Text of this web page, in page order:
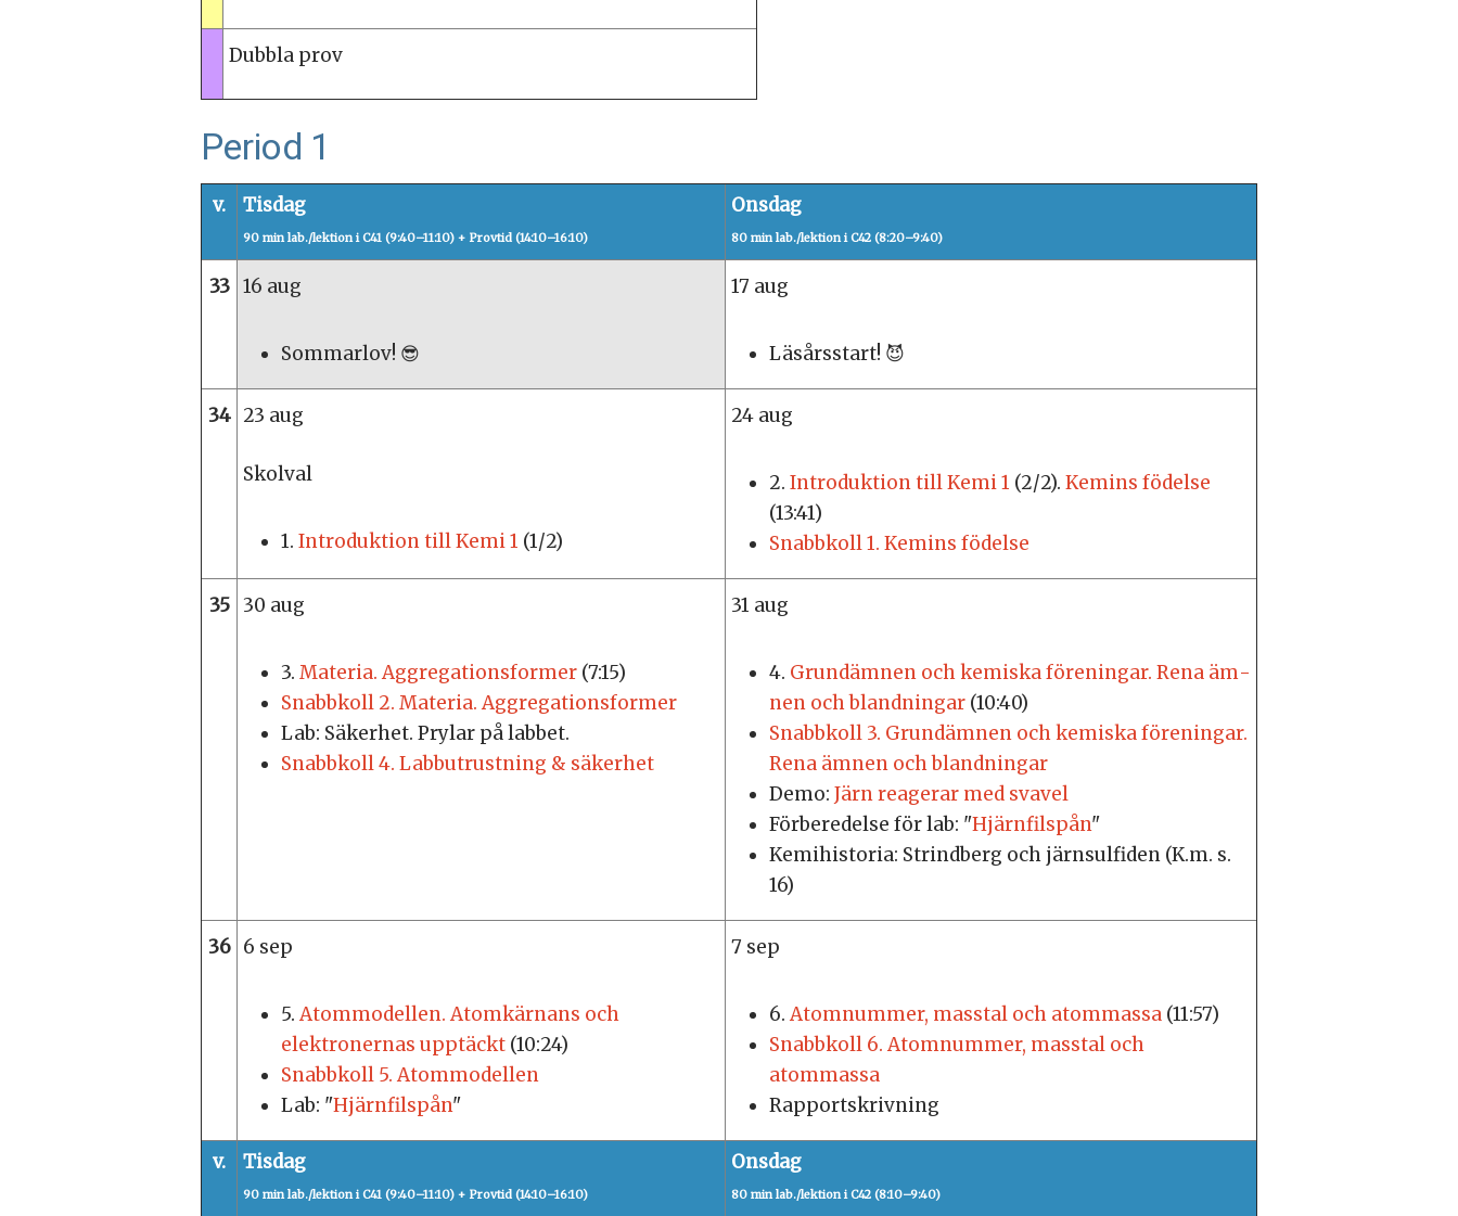
Dubbla prov
Period 1
v. Tisdag
90 min lab./lektion i C41 (9:40–11:10) + Provtid (14:10–16:10)
Onsdag
80 min lab./lektion i C42 (8:20–9:40)
33 16 aug
Sommarlov! 😎
17 aug
Läsårsstart! 😈
34 23 aug
Skolval
1. Introduktion till Kemi 1 (1/2)
24 aug
2. Introduktion till Kemi 1 (2/2). Kemins födelse
(13:41)
Snabbkoll 1. Kemins födelse
35 30 aug
3. Materia. Aggregationsformer (7:15)
Snabbkoll 2. Materia. Aggregationsformer
Lab: Sä­ker­het. Pry­lar på labbet.
Snabb­koll 4. Labb­ut­rust­ning & sä­ker­het
31 aug
4. Grund­ämnen och ke­mis­ka fö­re­ningar. Rena äm­
nen och bland­ningar (10:40)
Snabbkoll 3. Grundämnen och kemiska föreningar.
Rena ämnen och blandningar
Demo: Järn re­a­ge­rar med sva­vel
För­be­re­del­se för lab: "Hjärn­fil­spån"
Kemi­histo­ria: Strind­berg och järn­sul­fiden (K.m. s.
16)
36 6 sep
5. Atommodellen. Atomkärnans och
elektronernas upptäckt (10:24)
Snabbkoll 5. Atommodellen
Lab: "Hjärnfilspån"
7 sep
6. Atomnummer, masstal och atommassa (11:57)
Snabbkoll 6. Atomnummer, masstal och
atommassa
Rapportskrivning
v. Tisdag
90 min lab./lektion i C41 (9:40–11:10) + Provtid (14:10–16:10)
Onsdag
80 min lab./lektion i C42 (8:10–9:40)